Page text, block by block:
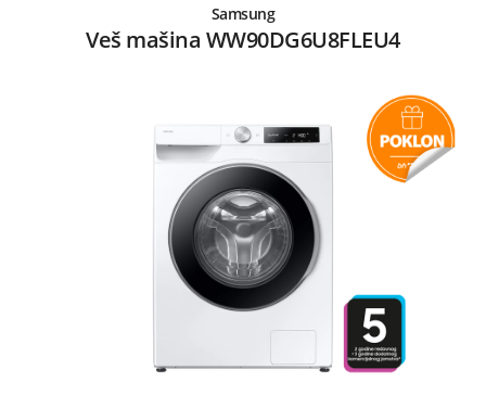
Samsung
Veš mašina WW90DG6U8FLEU4